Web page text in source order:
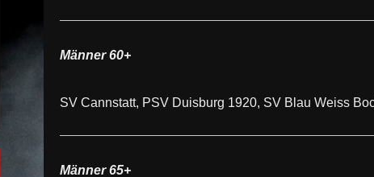
Männer 60+
SV Cannstatt, PSV Duisburg 1920, SV Blau Weiss
Männer 65+